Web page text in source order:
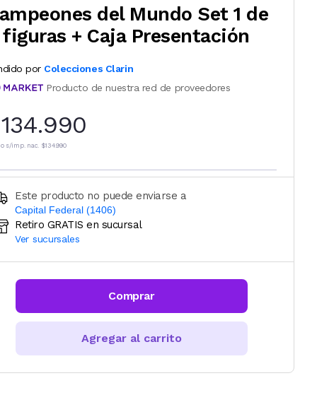
del Mundo Set 1 de
+ Caja Presentación
por Colecciones Clarin
Producto de nuestra red de proveedores
s/imp. nac. $134.990
Este producto no puede enviarse a
Capital Federal (1406)
Ingresá código postal (sólo números)
Retiro GRATIS en sucursal
Ver sucursales
Comprar
Agregar al carrito